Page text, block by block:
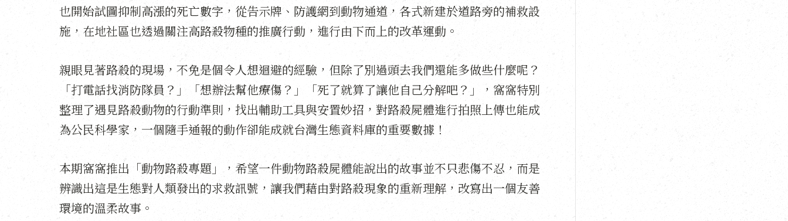
也開始試圖抑制高漲的死亡數字，從告示牌、防護網到動物通道，各式新建於道路旁的補救設
施，在地社區也透過關注高路殺物種的推廣行動，進行由下而上的改革運動。
親眼見著路殺的現場，不免是個令人想迴避的經驗，但除了別過頭去我們還能多做些什麼呢？
「打電話找消防隊員？」「想辦法幫他療傷？」「死了就算了讓他自己分解吧？」，窩窩特別
整理了遇見路殺動物的行動準則，找出輔助工具與安置妙招，對路殺屍體進行拍照上傳也能成
為公民科學家，一個隨手通報的動作卻能成就台灣生態資料庫的重要數據！
本期窩窩推出「動物路殺專題」，希望一件動物路殺屍體能說出的故事並不只悲傷不忍，而是
辨識出這是生態對人類發出的求救訊號，讓我們藉由對路殺現象的重新理解，改寫出一個友善
環境的溫柔故事。